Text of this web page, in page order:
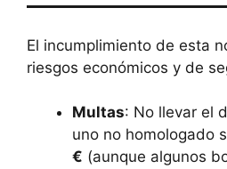
El incumplimiento de esta
riesgos económicos y de
Multas: No llevar el
uno no homologado
€ (aunque algunos